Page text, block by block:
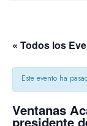
« Todos los
Este evento ha
Ventanas
presidente